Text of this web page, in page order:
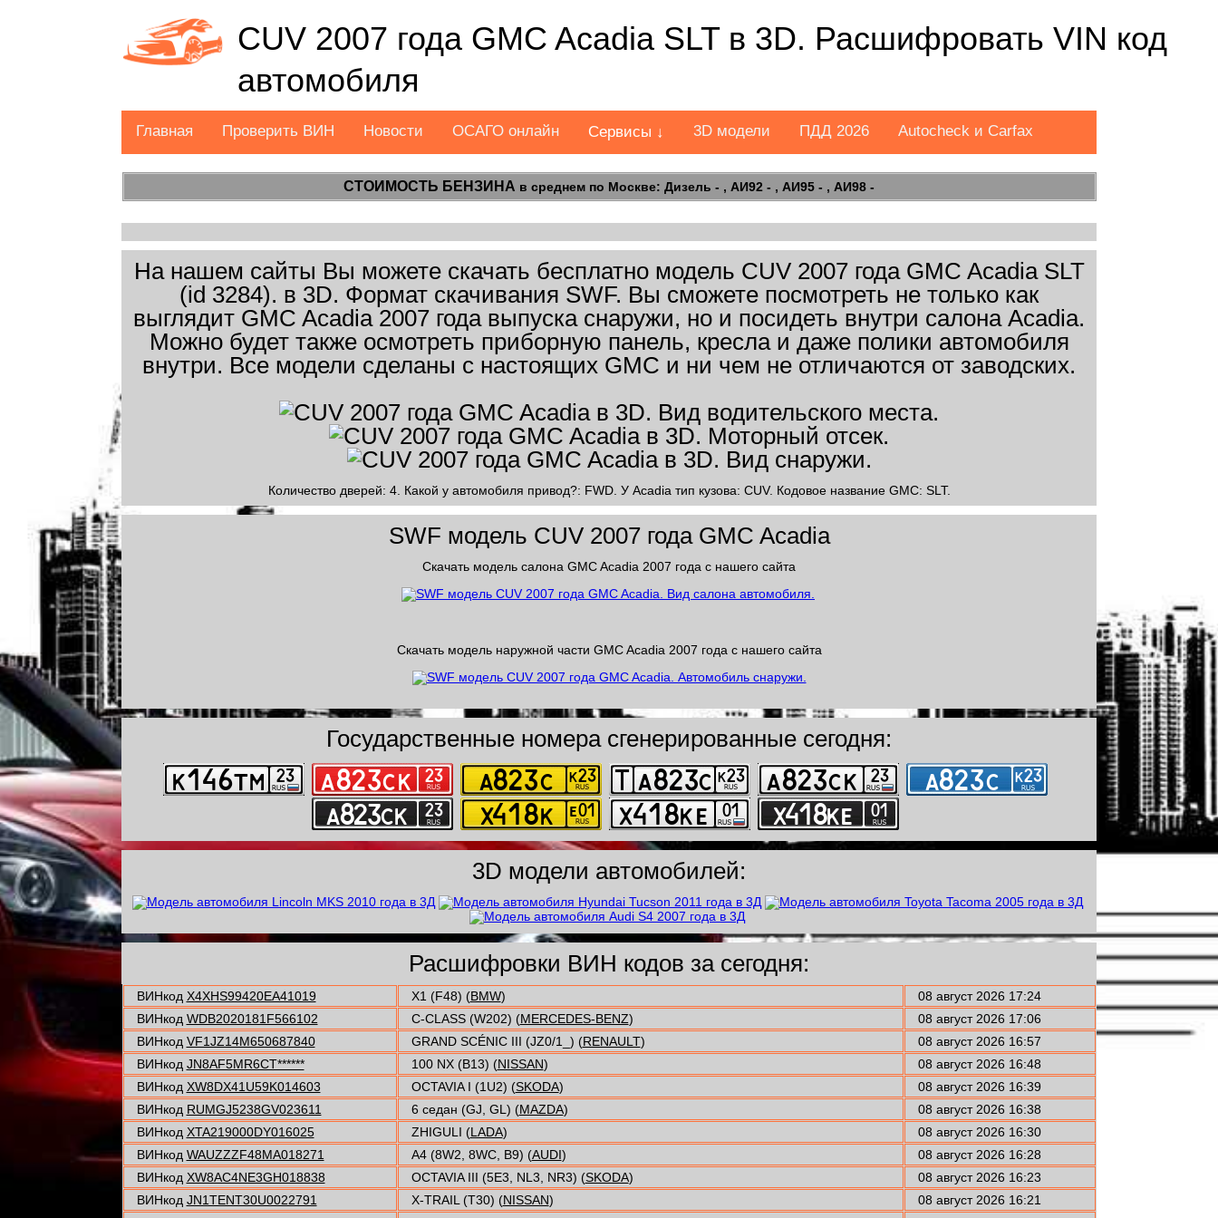
CUV 2007 года GMC Acadia SLT в 3D. Расшифровать VIN код
автомобиля
Главная Проверить ВИН Новости ОСАГО онлайн Сервисы ↓ 3D модели ПДД 2026 Autocheck и Carfax
СТОИМОСТЬ БЕНЗИНА в среднем по Москве: Дизель - , АИ92 - , АИ95 - , АИ98 -
На нашем сайты Вы можете скачать бесплатно модель CUV 2007 года GMC Acadia SLT
(id 3284). в 3D. Формат скачивания SWF. Вы сможете посмотреть не только как
выглядит GMC Acadia 2007 года выпуска снаружи, но и посидеть внутри салона Acadia.
Можно будет также осмотреть приборную панель, кресла и даже полики автомобиля
внутри. Все модели сделаны с настоящих GMC и ни чем не отличаются от заводских.
Количество дверей: 4. Какой у автомобиля привод?: FWD. У Acadia тип кузова: CUV. Кодовое название GMC: SLT.
SWF модель CUV 2007 года GMC Acadia
Скачать модель салона GMC Acadia 2007 года с нашего сайта
Скачать модель наружной части GMC Acadia 2007 года с нашего сайта
Государственные номера сгенерированные сегодня:
3D модели автомобилей:
Расшифровки ВИН кодов за сегодня:
ВИНкод X4XHS99420EA41019 X1 (F48) (BMW)
08 август 2026 17:24
ВИНкод WDB2020181F566102 C-CLASS (W202) (MERCEDES-BENZ)
08 август 2026 17:06
ВИНкод VF1JZ14M650687840 GRAND SCÉNIC III (JZ0/1_) (RENAULT)
08 август 2026 16:57
ВИНкод JN8AF5MR6CT****** 100 NX (B13) (NISSAN)
08 август 2026 16:48
ВИНкод XW8DX41U59K014603 OCTAVIA I (1U2) (SKODA)
08 август 2026 16:39
ВИНкод RUMGJ5238GV023611 6 седан (GJ, GL) (MAZDA)
08 август 2026 16:38
ВИНкод XTA219000DY016025 ZHIGULI (LADA)
08 август 2026 16:30
ВИНкод WAUZZZF48MA018271 A4 (8W2, 8WC, B9) (AUDI)
08 август 2026 16:28
ВИНкод XW8AC4NE3GH018838 OCTAVIA III (5E3, NL3, NR3) (SKODA)
08 август 2026 16:23
ВИНкод JN1TENT30U0022791 X-TRAIL (T30) (NISSAN)
08 август 2026 16:21